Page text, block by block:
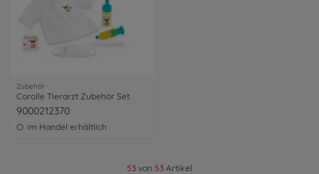
Zubehör
Corolle Tierarzt Zubehör Set
9000212370
im Handel erhältlich
53 von 53 Artikel